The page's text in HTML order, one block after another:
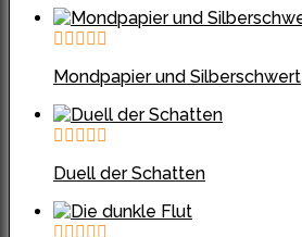
Mondpapier und Silberschwert
Duell der Schatten